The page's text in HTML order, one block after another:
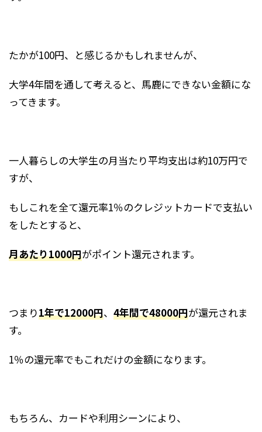
たかが100円、と感じるかもしれませんが、
大学4年間を通して考えると、馬鹿にできない金額にな
ってきます。
一人暮らしの大学生の月当たり平均支出は約10万円で
すが、
もしこれを全て還元率1％のクレジットカードで支払い
をしたとすると、
月あたり1000円がポイント還元されます。
つまり1年で12000円、 4年間で48000円が還元されま
す。
1％の還元率でもこれだけの金額になります。
もちろん、カードや利用シーンにより、